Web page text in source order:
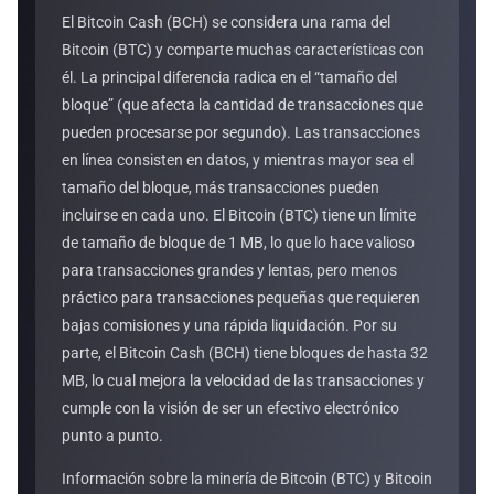
El Bitcoin Cash (BCH) se considera una rama del
Bitcoin (BTC) y comparte muchas características con
él. La principal diferencia radica en el “tamaño del
bloque” (que afecta la cantidad de transacciones que
pueden procesarse por segundo). Las transacciones
en línea consisten en datos, y mientras mayor sea el
tamaño del bloque, más transacciones pueden
incluirse en cada uno. El Bitcoin (BTC) tiene un límite
de tamaño de bloque de 1 MB, lo que lo hace valioso
para transacciones grandes y lentas, pero menos
práctico para transacciones pequeñas que requieren
bajas comisiones y una rápida liquidación. Por su
parte, el Bitcoin Cash (BCH) tiene bloques de hasta 32
MB, lo cual mejora la velocidad de las transacciones y
cumple con la visión de ser un efectivo electrónico
punto a punto.
Información sobre la minería de Bitcoin (BTC) y Bitcoin